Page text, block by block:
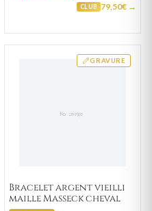
CLUB 79,50€ →
GRAVURE
Bracelet argent vieilli
maille Masseck cheval